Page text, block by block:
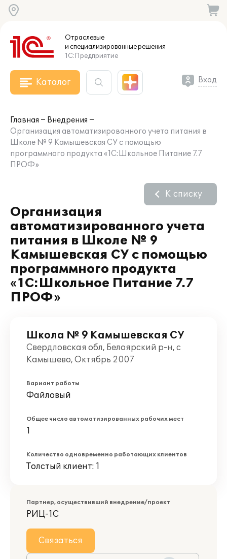
Отраслевые
и специализированныерешения
1С:Предприятие
Каталог Вход
Главная
Внедрения
Организация автоматизированного учета питания в
Школе № 9 Камышевская СУ с помощью
программного продукта «1С:Школьное Питание 7.7
ПРОФ»
Организация
автоматизированного учета
питания в Школе № 9
Камышевская СУ с помощью
программного продукта
«1С:Школьное Питание 7.7
ПРОФ»
К списку
Школа № 9 Камышевская СУ
Свердловская обл, Белоярский р-н, с
Камышево, Октябрь 2007
Вариант работы
Файловый
Общее число автоматизированных рабочих мест
1
Количество одновременно работающих клиентов
Толстый клиент: 1
Партнер, осуществивший внедрение/проект
РИЦ-1С
Связаться